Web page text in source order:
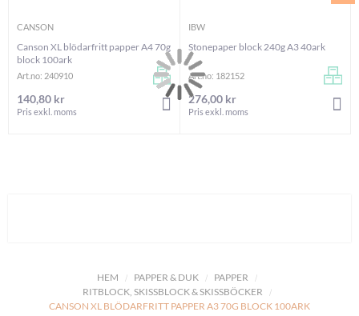
HEM PAPPER & DUK
PAPPER
RITBLOCK, SKISSBLOCK & SKISSBÖCKER
CANSON XL BLÖDARFRITT PAPPER A3 70G BLOCK 100ARK
CANSON
Canson XL blödarfritt papper A4 70g
block 100ark
Art.no: 240910
140,80 kr
Pris exkl. moms
LÄGG I VARUKORGEN
IBW
Stonepaper block 240g A3 40ark
Art.no: 182152
276,00 kr
Pris exkl. moms